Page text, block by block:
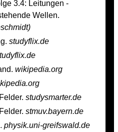
3.4: Leitungen -
Wellen.
studyflix.de
wikipedia.org
studysmarter.de
stmuv.bayern.de
physik.uni-greifswald.de